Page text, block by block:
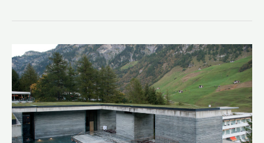
Peter
Zumthor,
arquitecto
de
atmósferas